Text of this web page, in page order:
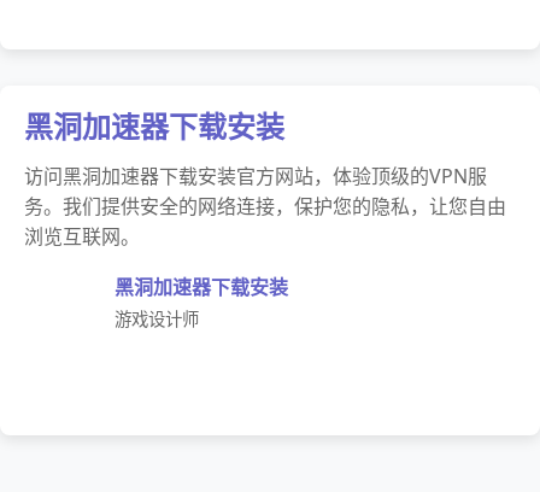
黑洞加速器下载安装
访问黑洞加速器下载安装官方网站，体验顶级的VPN服
务。我们提供安全的网络连接，保护您的隐私，让您自由
浏览互联网。
黑洞加速器下载安装
游戏设计师